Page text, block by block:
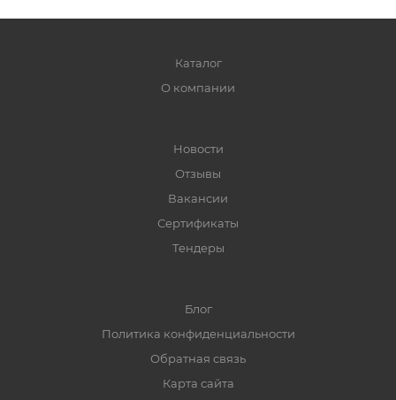
Каталог
О компании
Новости
Отзывы
Вакансии
Сертификаты
Тендеры
Блог
Политика конфиденциальности
Обратная связь
Карта сайта